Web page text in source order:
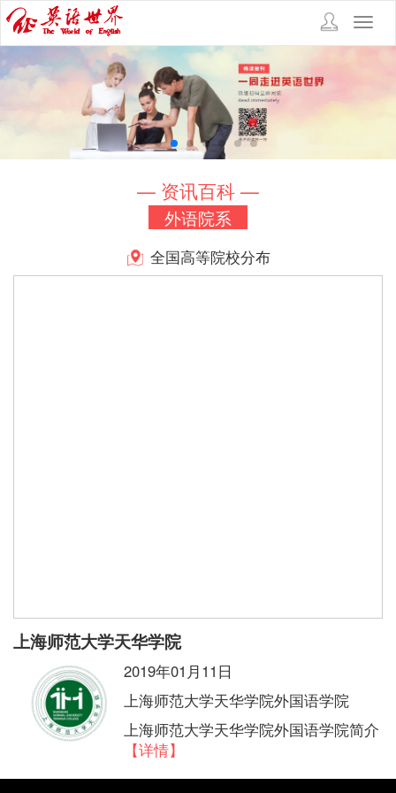
— 资讯百科 —
外语院系
全国高等院校分布
上海师范大学天华学院
2019年01月11日
上海师范大学天华学院外国语学院
上海师范大学天华学院外国语学院简介
【详情】